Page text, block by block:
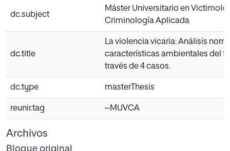
dc.subject
Máster Universitario en
Criminología Aplicada
dc.title
La violencia vicaria: Análisis
características ambientales del
través de 4 casos.
dc.type masterThesis
reunir.tag ~MUVCA
Archivos
Bloque original